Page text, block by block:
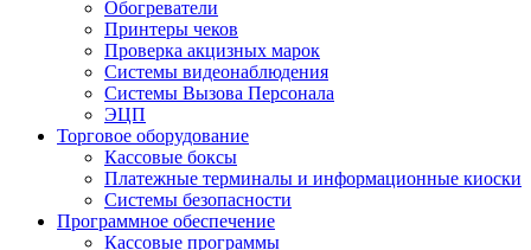
Обогреватели
Принтеры чеков
Проверка акцизных марок
Системы видеонаблюдения
Системы Вызова Персонала
ЭЦП
Торговое оборудование
Кассовые боксы
Платежные терминалы и информационные киоски
Системы безопасности
Программное обеспечение
Кассовые программы